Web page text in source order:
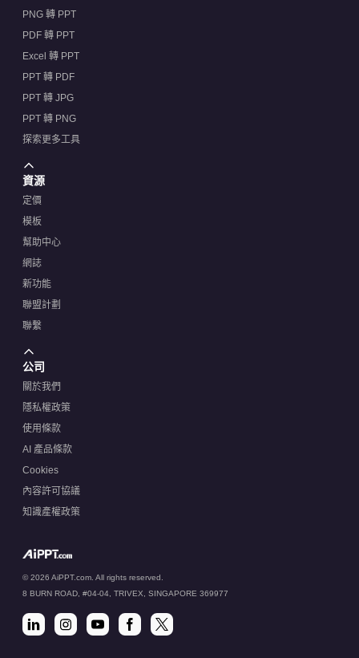
PNG 轉 PPT
PDF 轉 PPT
Excel 轉 PPT
PPT 轉 PDF
PPT 轉 JPG
PPT 轉 PNG
探索更多工具
資源
定價
模板
幫助中心
網誌
新功能
聯盟計劃
聯繫
公司
關於我們
隱私權政策
使用條款
AI 產品條款
Cookies
內容許可協議
知識產權政策
© 2026 AiPPT.com. All rights reserved.
8 BURN ROAD, #04-04, TRIVEX, SINGAPORE 369977